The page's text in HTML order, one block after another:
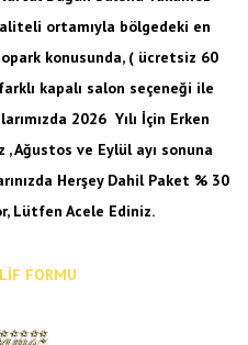
ortamıyla bölgedeki en
konusunda, ( ücretsiz 60
kapalı salon seçeneği ile
2026 Yılı İçin Erken
, Ağustos ve Eylül ayı sonuna
Herşey Dahil Paket % 30
Lütfen Acele Ediniz.
FORMU